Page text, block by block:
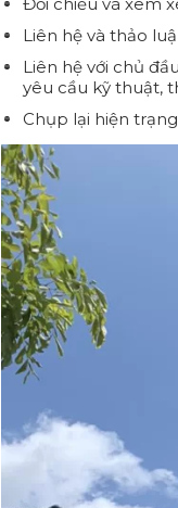
Liên hệ và thảo
Liên hệ với chủ
yêu cầu kỹ thuật,
Chụp lại hiện